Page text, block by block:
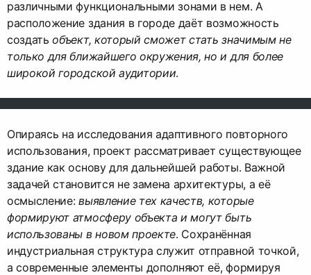
различными функциональными зонами в нем. А
расположение здания в городе даёт возможность
создатьобъект, который сможет стать значимым не
только для ближайшего окружения, но и для более
широкой городской аудитории.
Опираясь на исследования адаптивного повторного
использования, проект рассматривает существующее
здание как основу для дальнейшей работы. Важной
задачей становится не замена архитектуры, а её
осмысление:выявление тех качеств, которые
формируют атмосферу объекта и могут быть
использованы в новом проекте. Сохранённая
индустриальная структура служит отправной точкой,
а современные элементы дополняют её, формируя